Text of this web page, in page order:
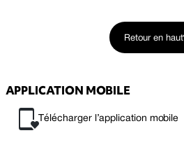
Retour en haut
APPLICATION MOBILE
Télécharger l’application mobile